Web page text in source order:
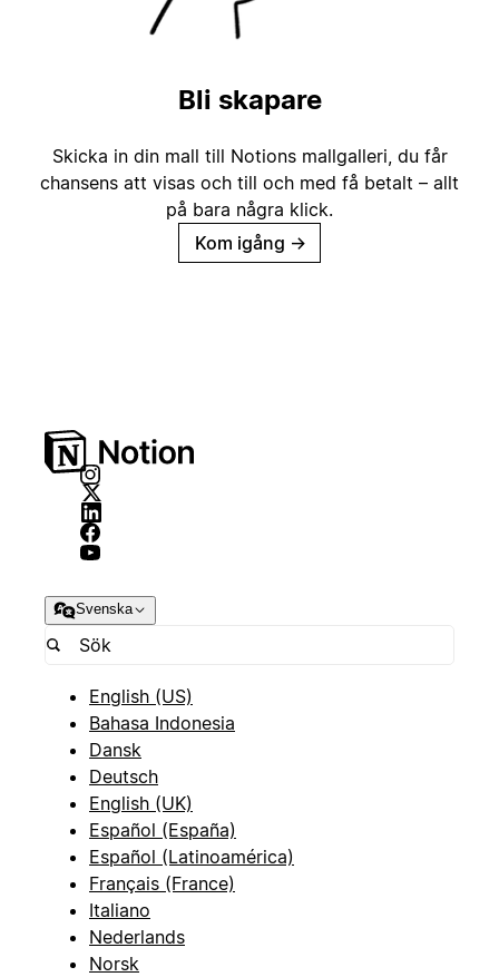
Bli skapare
Skicka in din mall till Notions mallgalleri, du får
chansens att visas och till och med få betalt – allt
på bara några klick.
Kom igång →
Svenska
English (US)
Bahasa Indonesia
Dansk
Deutsch
English (UK)
Español (España)
Español (Latinoamérica)
Français (France)
Italiano
Nederlands
Norsk